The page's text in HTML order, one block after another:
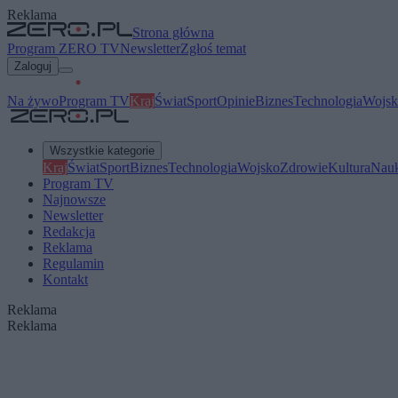
Reklama
Strona główna
Program ZERO TVNewsletterZgłoś temat
Zaloguj
Na żywoProgram TVKrajŚwiatSportOpinieBiznesTechnologia
Wszystkie kategorie
KrajŚwiatSportBiznesTechnologiaWojskoZdrowieKultura
Program TV
Najnowsze
Newsletter
Redakcja
Reklama
Regulamin
Kontakt
Reklama
Reklama